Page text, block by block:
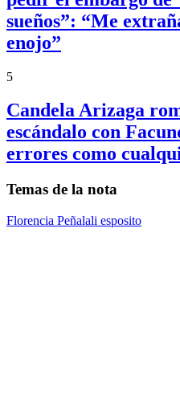
sueños”: “Me
enojo”
5
Candela Arizaga
escándalo con
errores como
Temas de la nota
Florencia Peñalali esposito